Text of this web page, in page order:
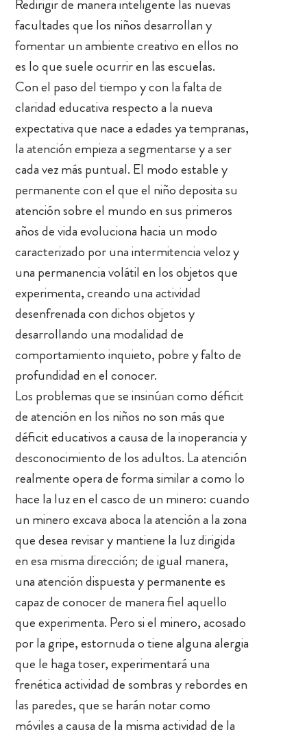
Redirigir de manera inteligente las nuevas
facultades que los niños desarrollan y
fomentar un ambiente creativo en ellos no
es lo que suele ocurrir en las escuelas.
Con el paso del tiempo y con la falta de
claridad educativa respecto a la nueva
expectativa que nace a edades ya tempranas,
la atención empieza a segmentarse y a ser
cada vez más puntual. El modo estable y
permanente con el que el niño deposita su
atención sobre el mundo en sus primeros
años de vida evoluciona hacia un modo
caracterizado por una intermitencia veloz y
una permanencia volátil en los objetos que
experimenta, creando una actividad
desenfrenada con dichos objetos y
desarrollando una modalidad de
comportamiento inquieto, pobre y falto de
profundidad en el conocer.
Los problemas que se insinúan como déficit
de atención en los niños no son más que
déficit educativos a causa de la inoperancia y
desconocimiento de los adultos. La atención
realmente opera de forma similar a como lo
hace la luz en el casco de un minero: cuando
un minero excava aboca la atención a la zona
que desea revisar y mantiene la luz dirigida
en esa misma dirección; de igual manera,
una atención dispuesta y permanente es
capaz de conocer de manera fiel aquello
que experimenta. Pero si el minero, acosado
por la gripe, estornuda o tiene alguna alergia
que le haga toser, experimentará una
frenética actividad de sombras y rebordes en
las paredes, que se harán notar como
móviles a causa de la misma actividad de la